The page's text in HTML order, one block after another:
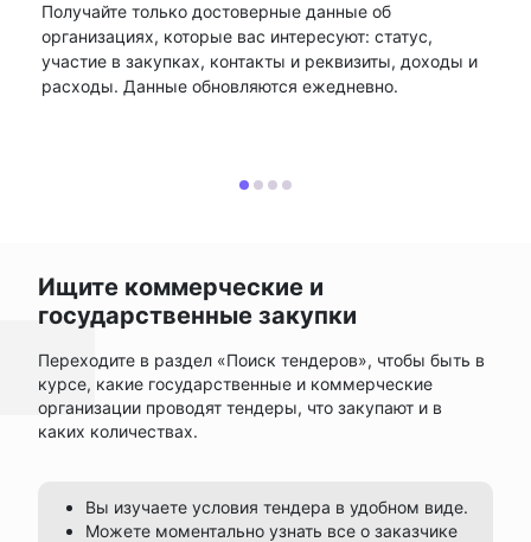
Получайте только достоверные данные об
организациях, которые вас интересуют: статус,
участие в закупках, контакты и реквизиты, доходы и
расходы. Данные обновляются ежедневно.
Ищите коммерческие и
государственные закупки
Переходите в раздел «Поиск тендеров», чтобы быть в
курсе, какие государственные и коммерческие
организации проводят тендеры, что закупают и в
каких количествах.
Вы изучаете условия тендера в удобном виде.
Можете моментально узнать все о заказчике